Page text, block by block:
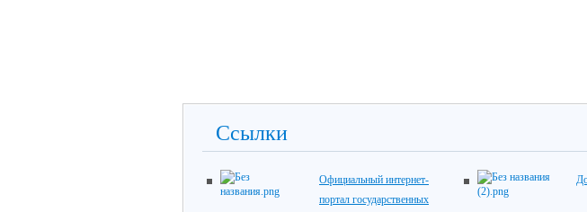
Ссылки
Официальный интернет-
портал государственных